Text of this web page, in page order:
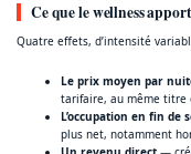
Ce que le wellness
Quatre effets, d’intensité
Le prix moyen par
tarifaire, au même titre
L’occupation en fin de
plus net, notamment